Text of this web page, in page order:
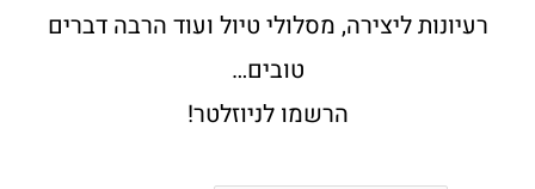
רעיונות ליצירה, מסלולי טיול ועוד הרבה דברים
טובים…
הרשמו לניוזלטר!